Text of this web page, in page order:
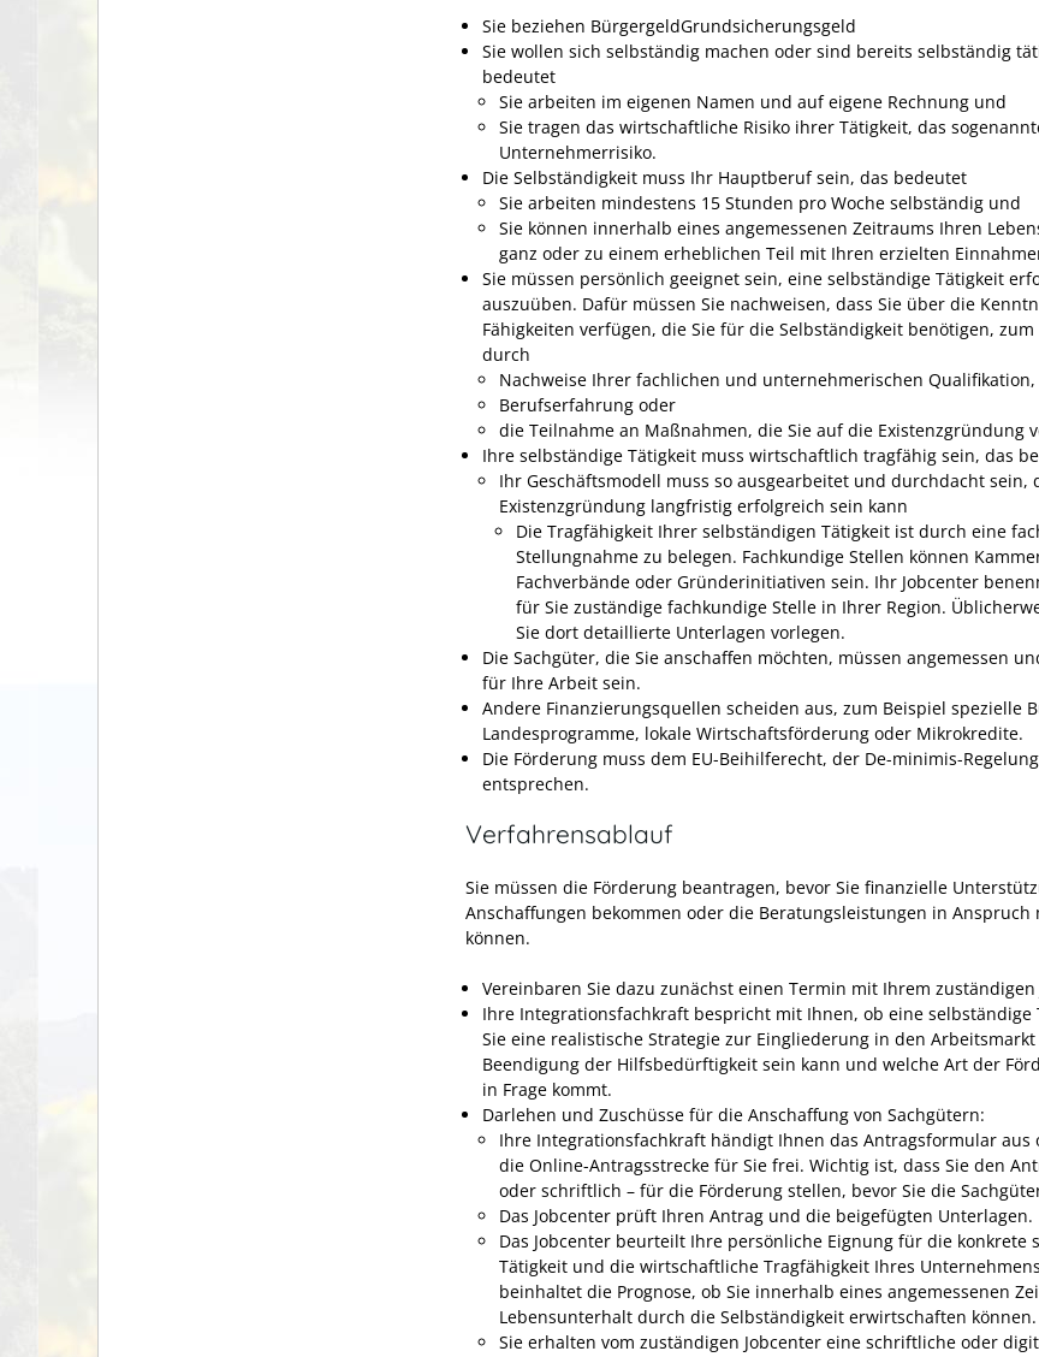
Sie beziehen BürgergeldGrundsicherungsgeld
Sie wollen sich selbständig machen oder sind bereits selbständig
bedeutet
Sie arbeiten im eigenen Namen und auf eigene Rechnung und
Sie tragen das wirtschaftliche Risiko ihrer Tätigkeit, das
Unternehmerrisiko.
Die Selbständigkeit muss Ihr Hauptberuf sein, das bedeutet
Sie arbeiten mindestens 15 Stunden pro Woche selbständig und
Sie können innerhalb eines angemessenen Zeitraums Ihren
ganz oder zu einem erheblichen Teil mit Ihren erzielten
Sie müssen persönlich geeignet sein, eine selbständige Tätigkeit
auszuüben. Dafür müssen Sie nachweisen, dass Sie über die
Fähigkeiten verfügen, die Sie für die Selbständigkeit benötigen, zum
durch
Nachweise Ihrer fachlichen und unternehmerischen Qualifikation,
Berufserfahrung oder
die Teilnahme an Maßnahmen, die Sie auf die Existenzgründung
Ihre selbständige Tätigkeit muss wirtschaftlich tragfähig sein, das
Ihr Geschäftsmodell muss so ausgearbeitet und durchdacht sein,
Existenzgründung langfristig erfolgreich sein kann
Die Tragfähigkeit Ihrer selbständigen Tätigkeit ist durch eine
Stellungnahme zu belegen. Fachkundige Stellen können
Fachverbände oder Gründerinitiativen sein. Ihr Jobcenter
für Sie zuständige fachkundige Stelle in Ihrer Region.
Sie dort detaillierte Unterlagen vorlegen.
Die Sachgüter, die Sie anschaffen möchten, müssen angemessen
für Ihre Arbeit sein.
Andere Finanzierungsquellen scheiden aus, zum Beispiel spezielle
Landesprogramme, lokale Wirtschaftsförderung oder Mikrokredite.
Die Förderung muss dem EU-Beihilferecht, der De-minimis-
entsprechen.
Verfahrensablauf
Sie müssen die Förderung beantragen, bevor Sie finanzielle
Anschaffungen bekommen oder die Beratungsleistungen in Anspruch
können.
Vereinbaren Sie dazu zunächst einen Termin mit Ihrem zuständigen
Ihre Integrationsfachkraft bespricht mit Ihnen, ob eine selbständige
Sie eine realistische Strategie zur Eingliederung in den
Beendigung der Hilfsbedürftigkeit sein kann und welche Art der
in Frage kommt.
Darlehen und Zuschüsse für die Anschaffung von Sachgütern:
Ihre Integrationsfachkraft händigt Ihnen das Antragsformular aus
die Online-Antragsstrecke für Sie frei. Wichtig ist, dass Sie den
oder schriftlich – für die Förderung stellen, bevor Sie die
Das Jobcenter prüft Ihren Antrag und die beigefügten Unterlagen.
Das Jobcenter beurteilt Ihre persönliche Eignung für die konkrete
Tätigkeit und die wirtschaftliche Tragfähigkeit Ihres
beinhaltet die Prognose, ob Sie innerhalb eines angemessenen
Lebensunterhalt durch die Selbständigkeit erwirtschaften können.
Sie erhalten vom zuständigen Jobcenter eine schriftliche oder